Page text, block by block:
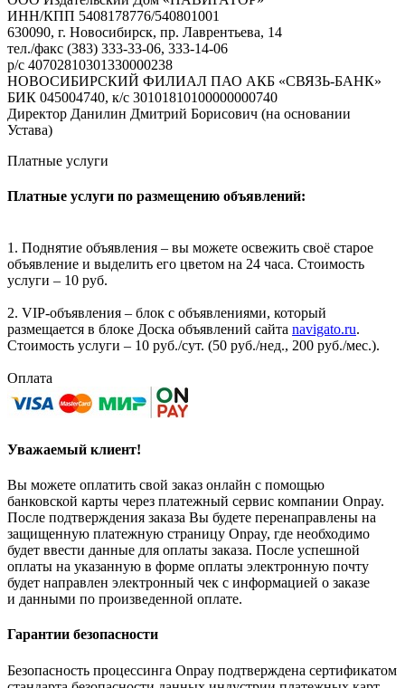
ИНН/КПП 5408178776/540801001
630090, г. Новосибирск, пр. Лаврентьева, 14
тел./факс (383) 333-33-06, 333-14-06
р/с 40702810301330000238
НОВОСИБИРСКИЙ ФИЛИАЛ ПАО АКБ «СВЯЗЬ-БАНК»
БИК 045004740, к/с 30101810100000000740
Директор Данилин Дмитрий Борисович (на основании
Устава)
Платные услуги
Платные услуги по размещению объявлений:
1. Поднятие объявления – вы можете освежить своё старое
объявление и выделить его цветом на 24 часа. Стоимость
услуги – 10 руб.
2. VIP-объявления – блок с объявлениями, который
размещается в блоке Доска объявлений сайта navigato.ru.
Стоимость услуги – 10 руб./сут. (50 руб./нед., 200 руб./мес.).
Оплата
Уважаемый клиент!
Вы можете оплатить свой заказ онлайн с помощью
банковской карты через платежный сервис компании Onpay.
После подтверждения заказа Вы будете перенаправлены на
защищенную платежную страницу Onpay, где необходимо
будет ввести данные для оплаты заказа. После успешной
оплаты на указанную в форме оплаты электронную почту
будет направлен электронный чек с информацией о заказе
и данными по произведенной оплате.
Гарантии безопасности
Безопасность процессинга Onpay подтверждена сертификатом